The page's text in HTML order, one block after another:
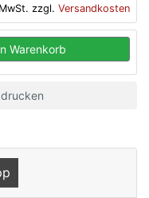
zzgl. Versandkosten
Warenkorb